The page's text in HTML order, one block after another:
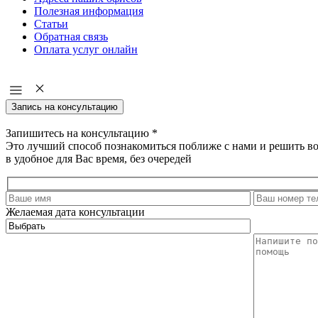
Полезная информация
Статьи
Обратная связь
Оплата услуг онлайн
Запись на консультацию
Запишитесь на консультацию *
Это лучший способ познакомиться поближе с нами и решить
в удобное для Вас время, без очередей
Желаемая дата консультации